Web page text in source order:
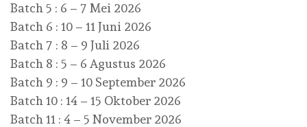
Batch 5 : 6 – 7 Mei 2026
Batch 6 : 10 – 11 Juni 2026
Batch 7 : 8 – 9 Juli 2026
Batch 8 : 5 – 6 Agustus 2026
Batch 9 : 9 – 10 September 2026
Batch 10 : 14 – 15 Oktober 2026
Batch 11 : 4 – 5 November 2026